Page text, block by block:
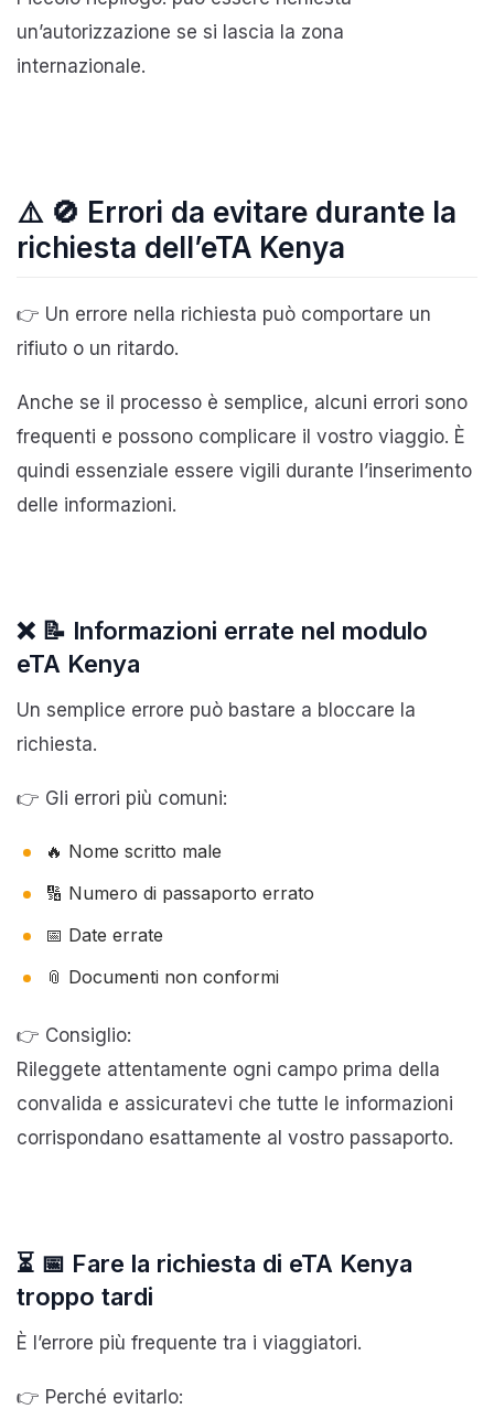
un’autorizzazione se si lascia la zona
internazionale.
⚠️ 🚫 Errori da evitare durante la
richiesta dell’eTA Kenya
👉 Un errore nella richiesta può comportare un
rifiuto o un ritardo.
Anche se il processo è semplice, alcuni errori sono
frequenti e possono complicare il vostro viaggio. È
quindi essenziale essere vigili durante l’inserimento
delle informazioni.
❌ 📝 Informazioni errate nel modulo
eTA Kenya
Un semplice errore può bastare a bloccare la
richiesta.
👉 Gli errori più comuni:
🔥 Nome scritto male
🔢 Numero di passaporto errato
📅 Date errate
📎 Documenti non conformi
👉 Consiglio:
Rileggete attentamente ogni campo prima della
convalida e assicuratevi che tutte le informazioni
corrispondano esattamente al vostro passaporto.
⏳ 📅 Fare la richiesta di eTA Kenya
troppo tardi
È l’errore più frequente tra i viaggiatori.
👉 Perché evitarlo: